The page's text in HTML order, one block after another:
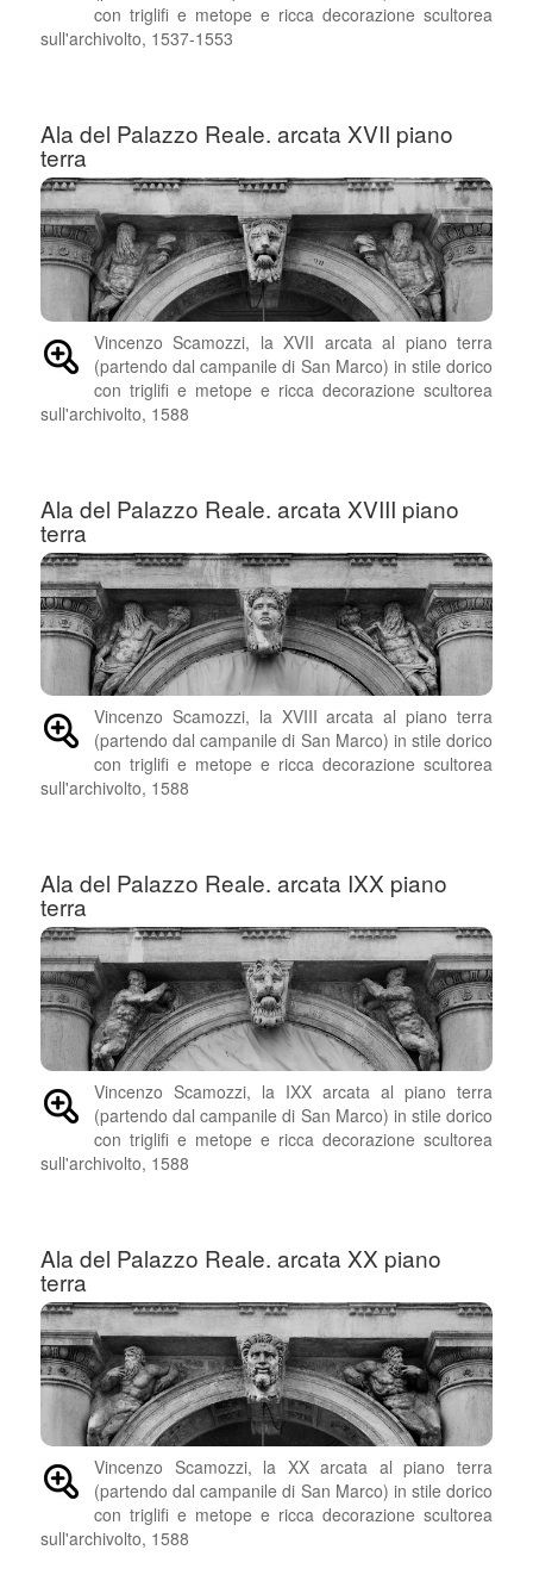
con triglifi e metope e ricca decorazione scultorea
sull'archivolto, 1537-1553
Ala del Palazzo Reale. arcata XVII piano
terra
Vincenzo Scamozzi, la XVII arcata al piano terra
(partendo dal campanile di San Marco) in stile dorico
con triglifi e metope e ricca decorazione scultorea
sull'archivolto, 1588
Ala del Palazzo Reale. arcata XVIII piano
terra
Vincenzo Scamozzi, la XVIII arcata al piano terra
(partendo dal campanile di San Marco) in stile dorico
con triglifi e metope e ricca decorazione scultorea
sull'archivolto, 1588
Ala del Palazzo Reale. arcata IXX piano
terra
Vincenzo Scamozzi, la IXX arcata al piano terra
(partendo dal campanile di San Marco) in stile dorico
con triglifi e metope e ricca decorazione scultorea
sull'archivolto, 1588
Ala del Palazzo Reale. arcata XX piano
terra
Vincenzo Scamozzi, la XX arcata al piano terra
(partendo dal campanile di San Marco) in stile dorico
con triglifi e metope e ricca decorazione scultorea
sull'archivolto, 1588